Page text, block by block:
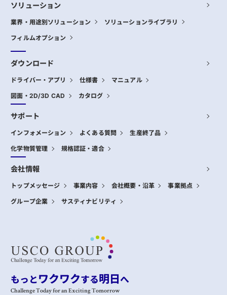
もっとワクワクする明日へ
Challenge Today for an Exciting Tomorrow
ソリューション
業界・用途別ソリューション ソリューションライブラリ
フィルムオプション
ダウンロード
ドライバー・アプリ 仕様書 マニュアル
図面・2D/3D CAD カタログ
サポート
インフォメーション よくある質問 生産終了品
化学物質管理 規格認証・適合
会社情報
トップメッセージ 事業内容 会社概要・沿革 事業拠点
グループ企業 サスティナビリティ